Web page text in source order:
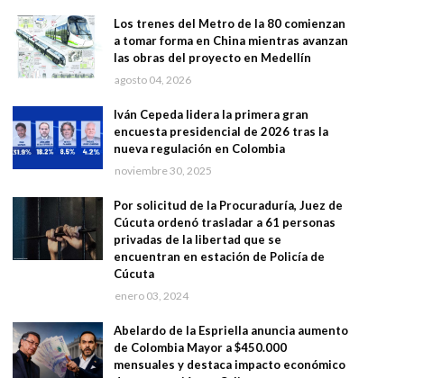
Los trenes del Metro de la 80 comienzan
a tomar forma en China mientras avanzan
las obras del proyecto en Medellín
agosto 04, 2026
Iván Cepeda lidera la primera gran
encuesta presidencial de 2026 tras la
nueva regulación en Colombia
noviembre 30, 2025
Por solicitud de la Procuraduría, Juez de
Cúcuta ordenó trasladar a 61 personas
privadas de la libertad que se
encuentran en estación de Policía de
Cúcuta
enero 03, 2024
Abelardo de la Espriella anuncia aumento
de Colombia Mayor a $450.000
mensuales y destaca impacto económico